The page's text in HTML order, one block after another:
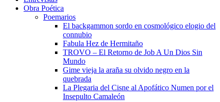
Obra Poética
Poemarios
El backgammon sordo en cosmológico elogio del
connubio
Fabula Hez de Hermitaño
TROVO – El Retorno de Job A Un Dios Sin
Mundo
Gime vieja la araña su olvido negro en la
quebrada
La Plegaria del Cisne al Apofático Numen por el
Insepulto Camaleón